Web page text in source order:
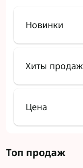
Новинки
Хиты продаж
Цена
Топ продаж